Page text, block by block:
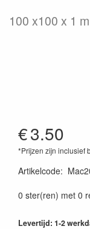
100 x100 x 1
€3.50
*Prijzen zijn inclusief
Artikelcode:
0 ster(ren) met 0
Levertijd: 1-2